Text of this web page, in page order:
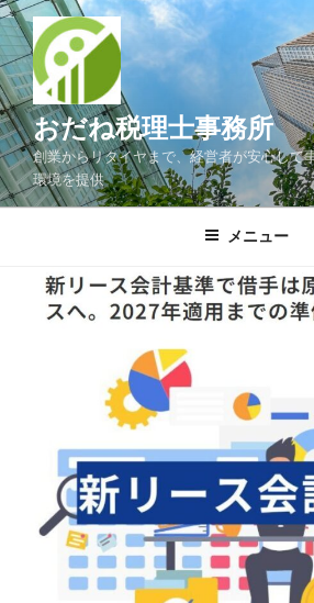
コ
ン
テ
ン
ツ
へ
ス
キ
おだね税理士事務所
創業からリタイヤまで、経営者が安心して
環境を提供
メニュー